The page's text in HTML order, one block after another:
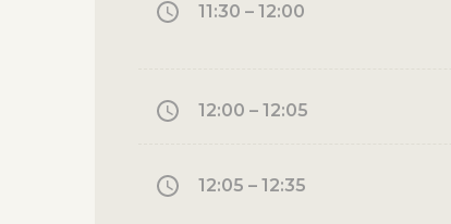
11:30 – 12:00
12:00 – 12:05
12:05 – 12:35